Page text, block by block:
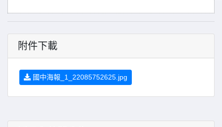
附件下載
國中海報_1_22085752625.jpg